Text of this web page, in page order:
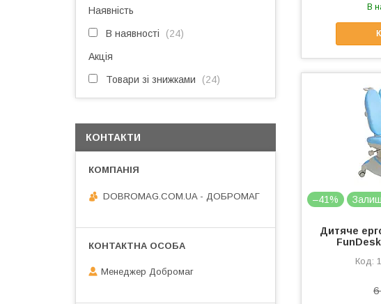
В
–41%
Дитяче
6
Наявність
В наявності 24
Акція
Товари зі знижками 24
КОНТАКТИ
DOBROMAG.COM.UA - ДОБРОМАГ
Менеджер Добромаг